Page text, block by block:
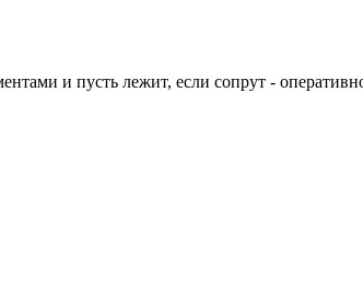
и пусть лежит, если сопрут -